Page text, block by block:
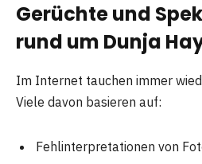
Gerüchte und
rund um Dunja
Im Internet tauchen immer
Viele davon basieren auf:
Fehlinterpretationen von